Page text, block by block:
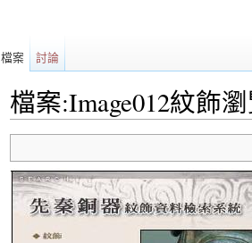
檔案:Image012紋飾
檔案 討論